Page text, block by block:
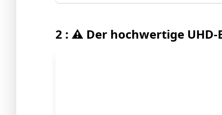
2 : ⚠️ Der hochwertige UHD-